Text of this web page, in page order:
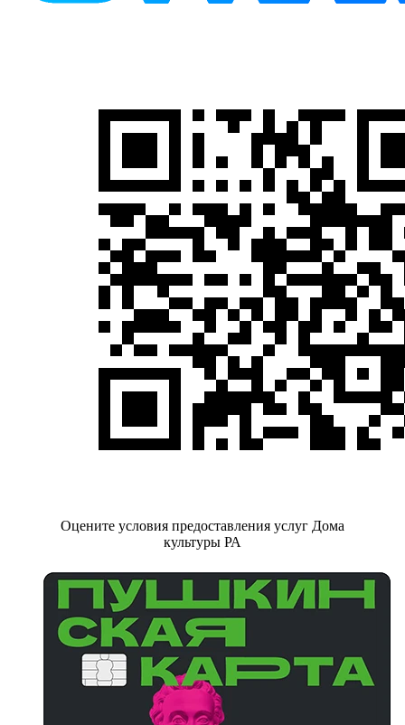
Оцените условия предоставления услуг Дома
культуры РА